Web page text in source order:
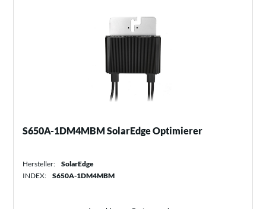
S650A-1DM4MBM SolarEdge Optimierer
Hersteller:
SolarEdge
INDEX:
S650A-1DM4MBM